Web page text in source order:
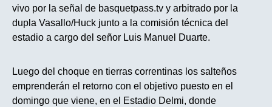
vivo por la señal de basquetpass.tv y arbitrado por la
dupla Vasallo/Huck junto a la comisión técnica del
estadio a cargo del señor Luis Manuel Duarte.
Luego del choque en tierras correntinas los salteños
emprenderán el retorno con el objetivo puesto en el
domingo que viene, en el Estadio Delmi, donde